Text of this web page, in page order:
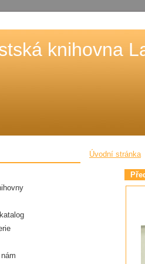
knihovna
Úvodní stránka